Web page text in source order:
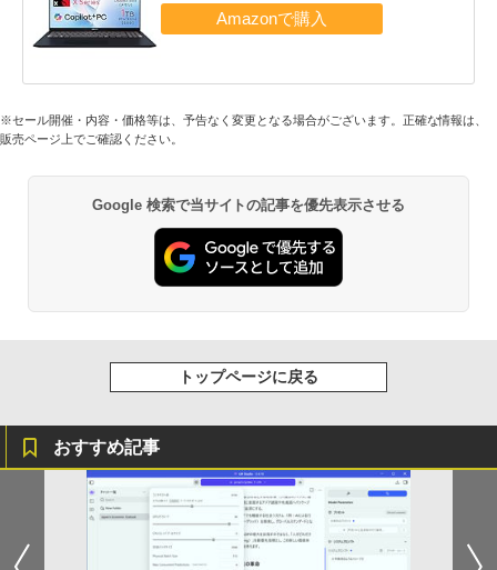
※セール開催・内容・価格等は、予告なく変更となる場合がございます。正確な情報は、
販売ページ上でご確認ください。
Google 検索で当サイトの記事を優先表示させる
トップページに戻る
おすすめ記事